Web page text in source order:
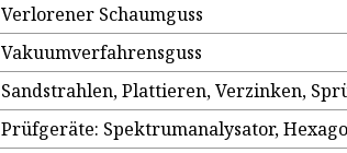
Verlorener Schaumguss
Vakuumverfahrensguss
Sandstrahlen, Plattieren, Verzinken,
Prüfgeräte: Spektrumanalysator,